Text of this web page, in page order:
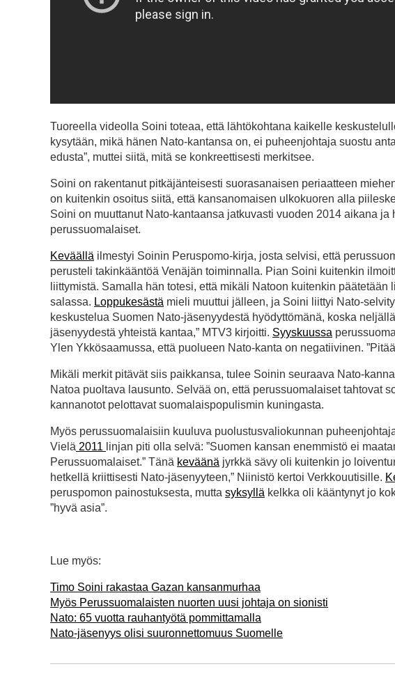
Tuoreella videolla Soini toteaa, että lähtökohtana kaikelle
kysytään, mikä hänen Nato-kantansa on, ei puheenjohtaja suostu
edusta”, muttei siitä, mitä se konkreettisesti merkitsee.
Soini on rakentanut pitkäjänteisesti suorasanaisen periaatteen
on kuitenkin osoitus siitä, että kansanomaisen ulkokuoren alla
Soini on muuttanut Nato-kantaansa jatkuvasti vuoden 2014 aikana
perussuomalaiset.
Keväällä ilmestyi Soinin Peruspomo-kirja, josta selvisi, että
perusteli takinkääntöä Venäjän toiminnalla. Pian Soini kuitenkin
liittymistä. Samalla hän totesi, että mikäli Natoon kuitenkin
salassa. Loppukesästä mieli muuttui jälleen, ja Soini liittyi Nato-
keskustelua Suomen Nato-jäsenyydestä hyödyttömänä, koska
jäsenyydestä yhteistä kantaa,” MTV3 kirjoitti. Syyskuussa
Ylen Ykkösaamussa, että puolueen Nato-kanta on negatiivinen.
Mikäli merkit pitävät siis paikkansa, tulee Soinin seuraava Nato-
Natoa puoltava lausunto. Selvää on, että perussuomalaiset tahtovat
kannanotot pelottavat suomalaispopulismin kuningasta.
Myös perussuomalaisiin kuuluva puolustusvaliokunnan
Vielä 2011 linjan piti olla selvä: ”Suomen kansan enemmistö ei
Perussuomalaiset.” Tänä keväänä jyrkkä sävy oli kuitenkin jo
hetkellä kriittisesti Nato-jäsenyyteen,” Niinistö kertoi Verkkouutisille.
peruspomon painostuksesta, mutta syksyllä kelkka oli kääntynyt jo
”hyvä asia”.
Lue myös:
Timo Soini rakastaa Gazan kansanmurhaa
Myös Perussuomalaisten nuorten uusi johtaja on sionisti
Nato: 65 vuotta rauhantyötä pommittamalla
Nato-jäsenyys olisi suuronnettomuus Suomelle